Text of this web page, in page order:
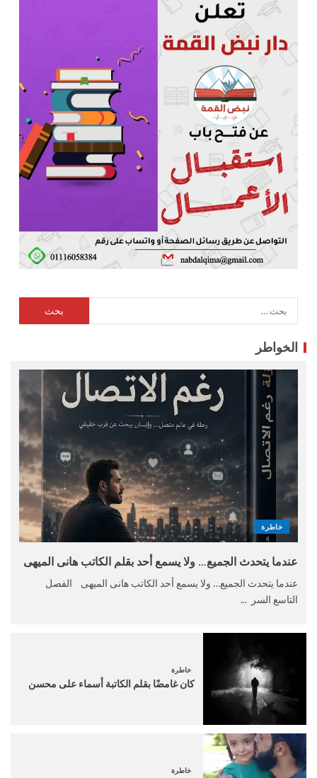
الخواطر
خاطرة
عندما يتحدث الجميع… ولا يسمع أحد بقلم الكاتب هانى الميهى
عندما يتحدث الجميع… ولا يسمع أحد الكاتب هانى الميهى الفصل
التاسع السر ...
خاطرة
كان غامضًا بقلم الكاتبة أسماء على محسن
خاطرة